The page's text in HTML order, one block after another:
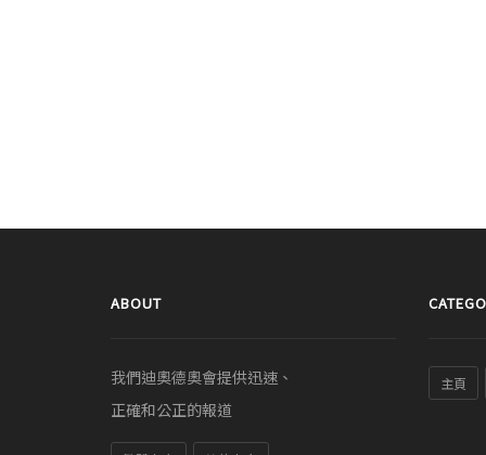
ABOUT
我們迪奧德奧會提供迅速、
正確和公正的報道
主頁